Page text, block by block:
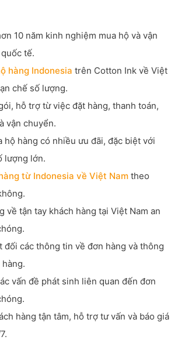
10 năm kinh nghiệm mua hộ và vận
tế.
hàng Indonesia trên Cotton Ink về Việt
chế số lượng.
hỗ trợ từ việc đặt hàng, thanh toán,
vận chuyển.
hộ hàng có nhiều ưu đãi, đặc biệt với
lượng lớn.
từ Indonesia về Việt Nam theo
về tận tay khách hàng tại Việt Nam an
đối các thông tin về đơn hàng và thông
vấn đề phát sinh liên quan đến đơn
hàng tận tâm, hỗ trợ tư vấn và báo giá